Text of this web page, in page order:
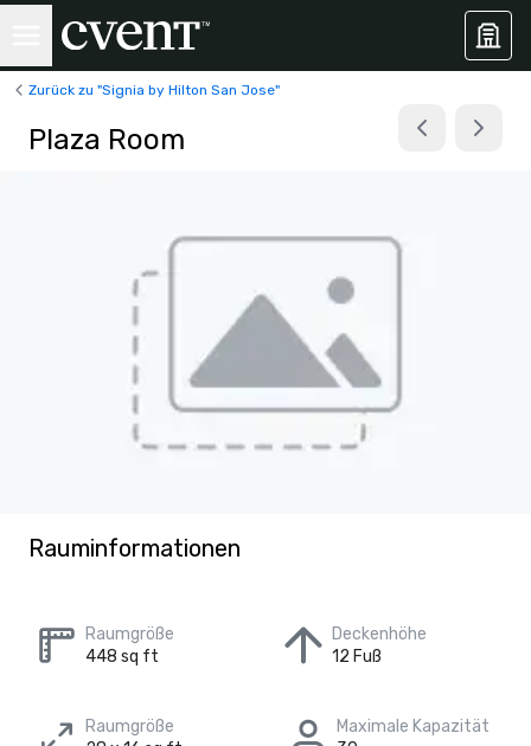
Zurück zu "Signia by Hilton San Jose"
Plaza Room
Rauminformationen
Raumgröße
448 sq ft
Deckenhöhe
12 Fuß
Raumgröße
Maximale Kapazität